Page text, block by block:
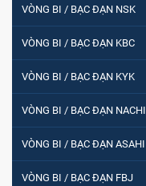
VÒNG BI / BẠC ĐẠN NSK
VÒNG BI / BẠC ĐẠN KBC
VÒNG BI / BẠC ĐẠN KYK
VÒNG BI / BẠC ĐẠN NACHI
VÒNG BI / BẠC ĐẠN ASAHI
VÒNG BI / BẠC ĐẠN FBJ